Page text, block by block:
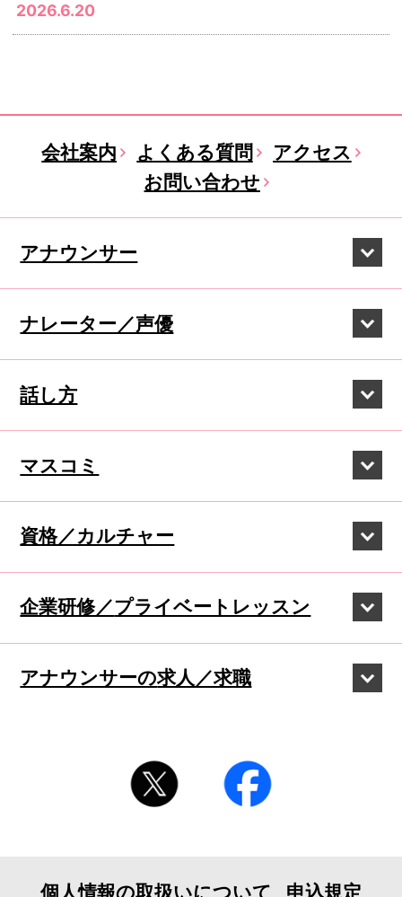
2026.6.20
会社案内 よくある質問
アクセス
お問い合わせ
アナウンサー
ナレーター／声優
話し方
マスコミ
資格／カルチャー
企業研修／プライベートレッスン
アナウンサーの求人／求職
個人情報の取扱いについて 申込規定